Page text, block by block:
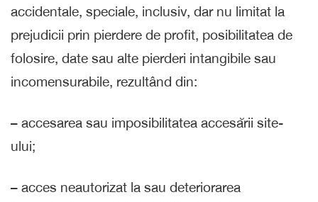
accidentale, speciale, inclusiv, dar nu limitat la
prejudicii prin pierdere de profit, posibilitatea de
folosire, date sau alte pierderi intangibile sau
incomensurabile, rezultând din:
– accesarea sau imposibilitatea accesării site-
ului;
– acces neautorizat la sau deteriorarea